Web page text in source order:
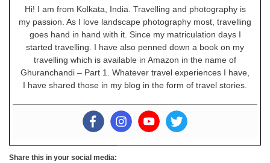
Hi! I am from Kolkata, India. Travelling and photography is
my passion. As I love landscape photography most, travelling
goes hand in hand with it. Since my matriculation days I
started travelling. I have also penned down a book on my
travelling which is available in Amazon in the name of
Ghuranchandi – Part 1. Whatever travel experiences I have,
I have shared those in my blog in the form of travel stories.
Share this in your social media: